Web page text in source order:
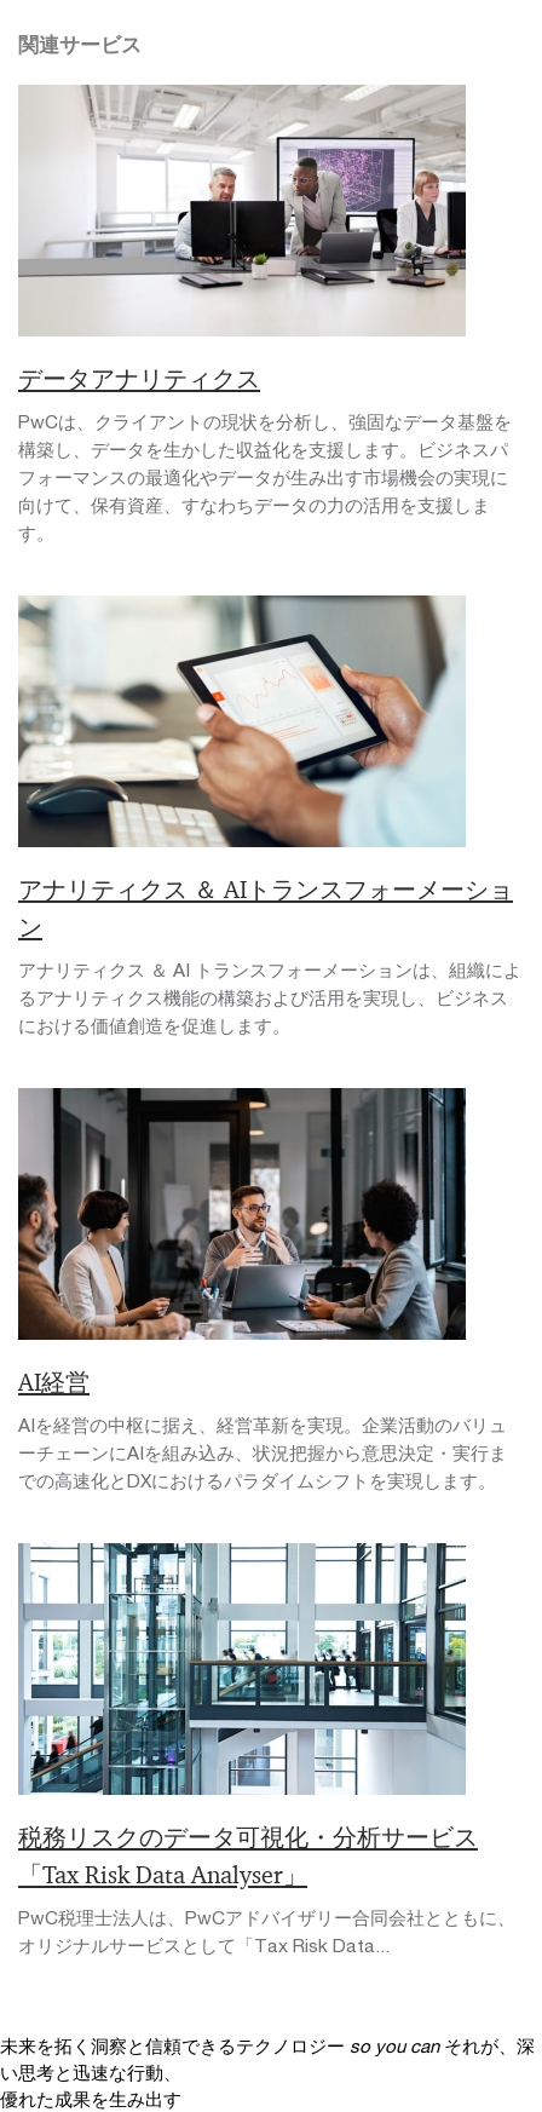
関連サービス
データアナリティクス
PwCは、クライアントの現状を分析し、強固なデータ基盤を
構築し、データを生かした収益化を支援します。ビジネスパ
フォーマンスの最適化やデータが生み出す市場機会の実現に
向けて、保有資産、すなわちデータの力の活用を支援しま
す。
アナリティクス ＆ AIトランスフォーメーショ
ン
アナリティクス ＆ AI トランスフォーメーションは、組織によ
るアナリティクス機能の構築および活用を実現し、ビジネス
における価値創造を促進します。
AI経営
AIを経営の中枢に据え、経営革新を実現。企業活動のバリュ
ーチェーンにAIを組み込み、状況把握から意思決定・実行ま
での高速化とDXにおけるパラダイムシフトを実現します。
税務リスクのデータ可視化・分析サービス
「Tax Risk Data Analyser」
PwC税理士法人は、PwCアドバイザリー合同会社とともに、
オリジナルサービスとして「Tax Risk Data...
未来を拓く洞察と信頼できるテクノロジー so you can それが、深
い思考と迅速な行動、
優れた成果を生み出す